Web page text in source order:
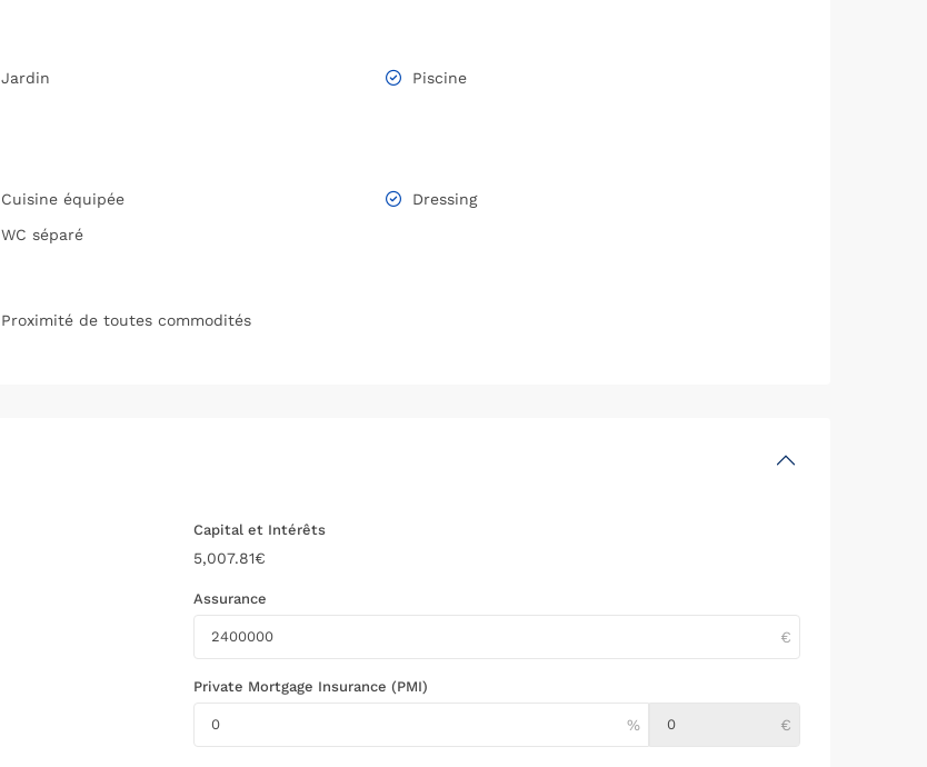
Jardin
Piscine
Cuisine équipée
Dressing
WC séparé
Proximité de toutes commodités
Capital et Intérêts
5,007.81€
Assurance
Private Mortgage Insurance (PMI)